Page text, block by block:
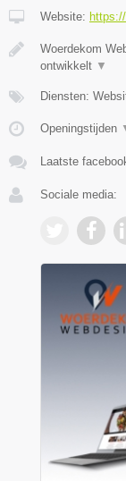
Website:
Woerdekom
ontwikkelt ▼
Diensten:
Openingstijden
Laatste
Sociale media: